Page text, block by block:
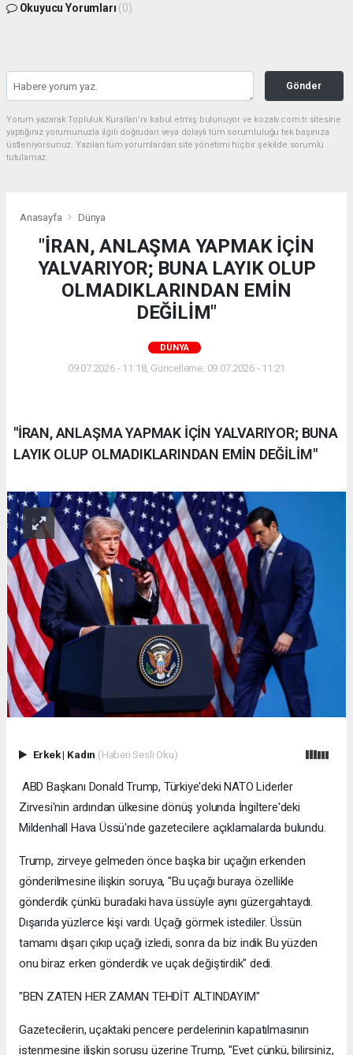
Okuyucu Yorumları (0)
Gönder
Yorum yazarak Topluluk Kuralları’nı kabul etmiş bulunuyor ve kozatv.com.tr sitesine
yaptığınız yorumunuzla ilgili doğrudan veya dolaylı tüm sorumluluğu tek başınıza
üstleniyorsunuz. Yazılan tüm yorumlardan site yönetimi hiçbir şekilde sorumlu
tutulamaz.
Anasayfa Dünya
"İRAN, ANLAŞMA YAPMAK İÇİN
YALVARIYOR; BUNA LAYIK OLUP
OLMADIKLARINDAN EMİN
DEĞİLİM"
DÜNYA
09.07.2026 - 11:18, Güncelleme: 09.07.2026 - 11:21
"İRAN, ANLAŞMA YAPMAK İÇİN YALVARIYOR; BUNA
LAYIK OLUP OLMADIKLARINDAN EMİN DEĞİLİM"
Erkek| Kadın (Haberi Sesli Oku)
ABD Başkanı Donald Trump, Türkiye'deki NATO Liderler
Zirvesi'nin ardından ülkesine dönüş yolunda İngiltere'deki
Mildenhall Hava Üssü'nde gazetecilere açıklamalarda bulundu.
Trump, zirveye gelmeden önce başka bir uçağın erkenden
gönderilmesine ilişkin soruya, "Bu uçağı buraya özellikle
gönderdik çünkü buradaki hava üssüyle aynı güzergahtaydı.
Dışarıda yüzlerce kişi vardı. Uçağı görmek istediler. Üssün
tamamı dışarı çıkıp uçağı izledi, sonra da biz indik Bu yüzden
onu biraz erken gönderdik ve uçak değiştirdik" dedi.
"BEN ZATEN HER ZAMAN TEHDİT ALTINDAYIM"
Gazetecilerin, uçaktaki pencere perdelerinin kapatılmasının
istenmesine ilişkin sorusu üzerine Trump, "Evet çünkü, bilirsiniz,